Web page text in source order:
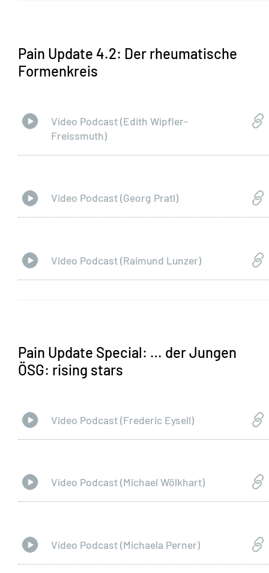
Pain Update 4.2: Der rheumatische
Formenkreis
Video Podcast (Edith Wipfler-
Freissmuth)
Video Podcast (Georg Pratl)
Video Podcast (Raimund Lunzer)
Pain Update Special: … der Jungen
ÖSG: rising stars
Video Podcast (Frederic Eysell)
Video Podcast (Michael Wölkhart)
Video Podcast (Michaela Perner)